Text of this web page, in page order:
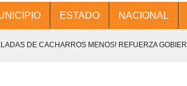
ESTADO NACIONAL
DE CACHARROS MENOS! REFUERZA